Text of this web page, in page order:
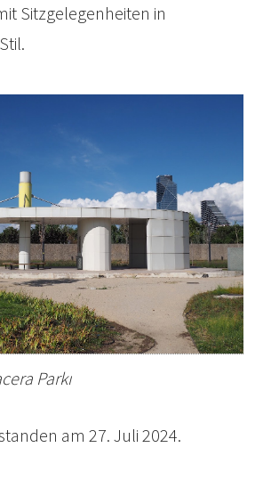
Sitzgelegenheiten in
Parkı
am 27. Juli 2024.